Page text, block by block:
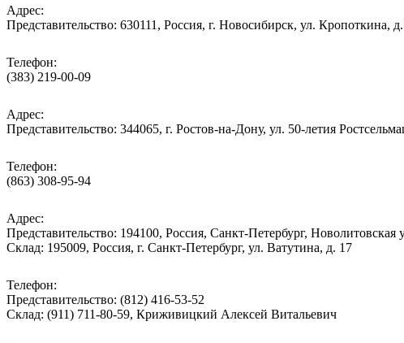
Адрес:
Представительство: 630111, Россия, г. Новосибирск, ул. Кропоткина,
Телефон:
(383) 219-00-09
Адрес:
Представительство: 344065, г. Ростов-на-Дону, ул. 50-летия
Телефон:
(863) 308-95-94
Адрес:
Представительство: 194100, Россия, Санкт-Петербург,
Склад: 195009, Россия, г. Санкт-Петербург, ул. Ватутина, д. 17
Телефон:
Представительство: (812) 416-53-52
Склад: (911) 711-80-59, Криживицкий Алексей Витальевич